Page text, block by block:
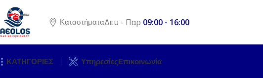
ΚαταστήματαΔευ - Παρ 09:00 - 16:00
ΚΑΤΗΓΟΡΙΕΣ ΥπηρεσίεςΕπικοινωνία